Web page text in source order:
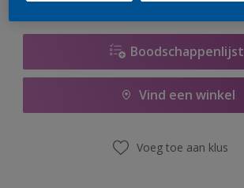
Boodschappenlijst
Vind een winkel
Voeg toe aan klus